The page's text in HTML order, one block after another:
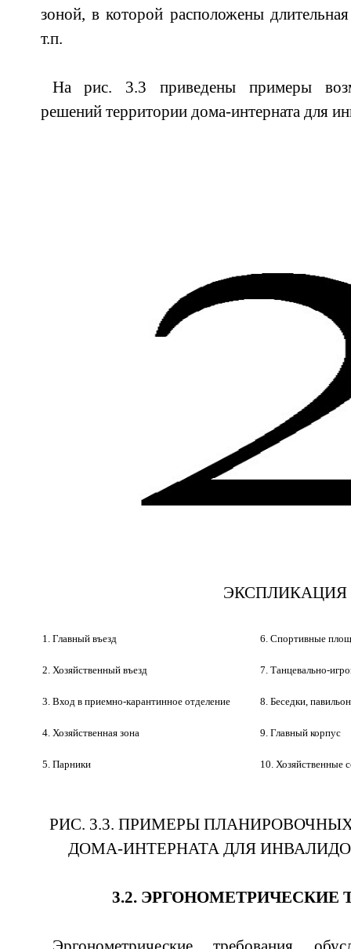
зоной, в которой расположены
т.п.
На рис. 3.3 приведены примеры
решений территории дома-интерната для
ЭКСПЛИКАЦИЯ
1. Главный въезд 6. Спортивные
2. Хозяйственный въезд 7. Танцевально-
3. Вход в приемно-карантинное отделение 8. Беседки,
4. Хозяйственная зона 9. Главный корпус
5. Парники 10. Хозяйственные
РИС. 3.3. ПРИМЕРЫ
ДОМА-ИНТЕРНАТА ДЛЯ
3.2. ЭРГОНОМЕТРИЧЕСКИЕ